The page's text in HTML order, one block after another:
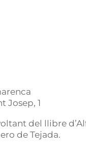
Josep, 1
del llibre
de Tejada.